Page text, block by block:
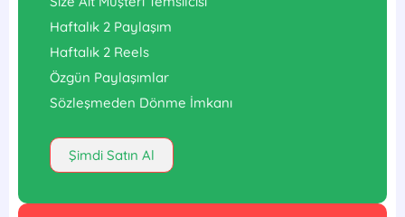
Haftalık 2 Paylaşım
Haftalık 2 Reels
Özgün Paylaşımlar
Sözleşmeden Dönme İmkanı
Şimdi Satın Al